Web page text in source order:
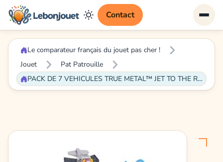
Contact
Le comparateur français du jouet pas cher !
Jouet
Pat Patrouille
PACK DE 7 VEHICULES TRUE METAL™ JET TO THE RESCUE La Pat' Patrouille